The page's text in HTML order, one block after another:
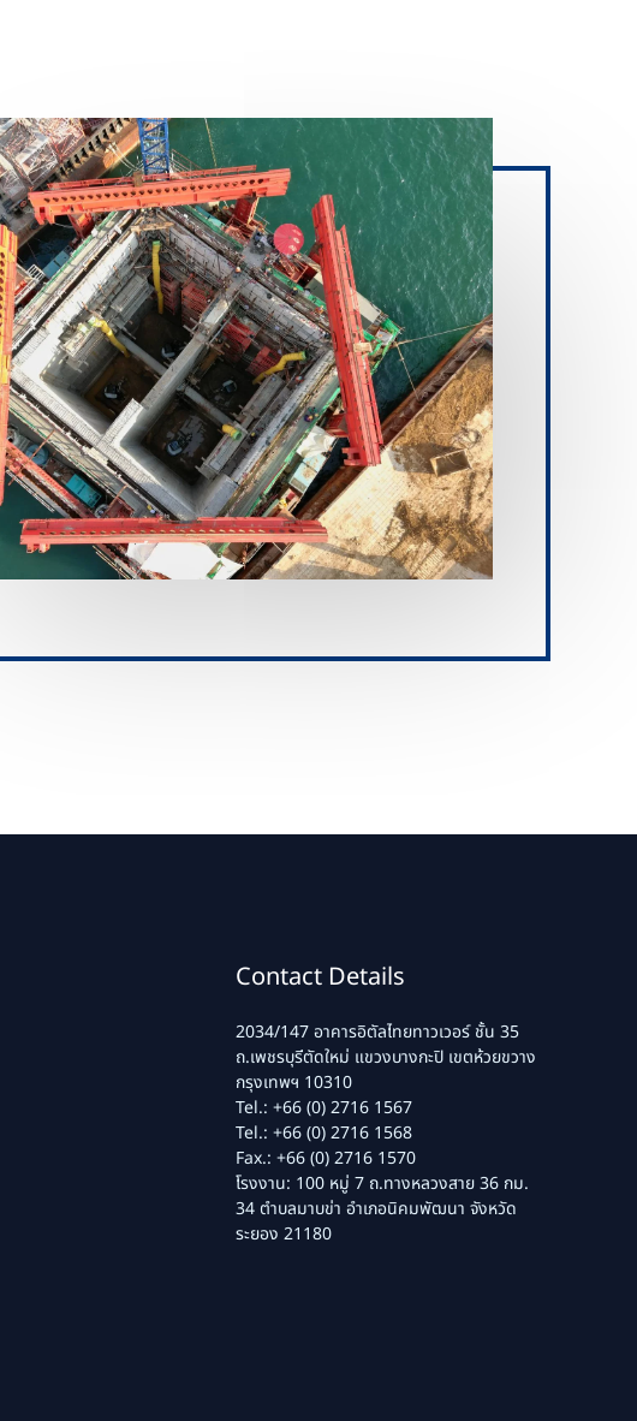
Contact Details
2034/147 อาคารอิตัลไทยทาวเวอร์ ชั้น 35
ถ.เพชรบุรีตัดใหม่ แขวงบางกะปิ เขตห้วยขวาง
กรุงเทพฯ 10310
Tel.: +66 (0) 2716 1567
Tel.: +66 (0) 2716 1568
Fax.: +66 (0) 2716 1570
โรงงาน: 100 หมู่ 7 ถ.ทางหลวงสาย 36 กม.
34 ตำบลมาบข่า อำเภอนิคมพัฒนา จังหวัด
ระยอง 21180